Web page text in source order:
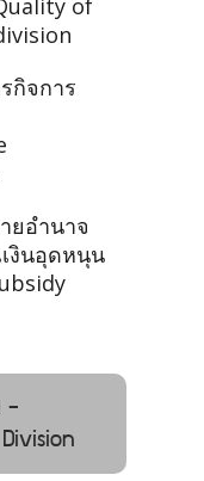
of
กิจการ
ยอำนาจ
งินอุดหนุน
-